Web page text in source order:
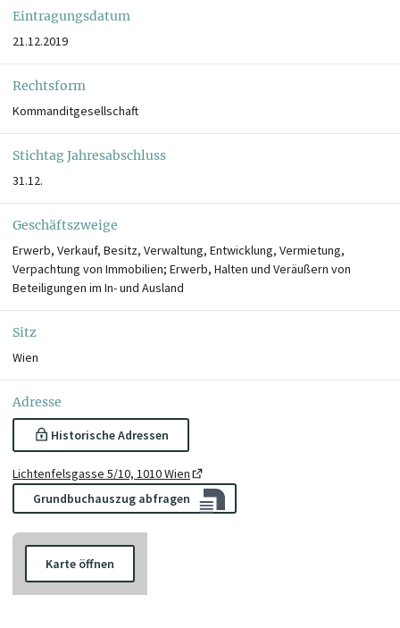
Eintragungsdatum
21.12.2019
Rechtsform
Kommanditgesellschaft
Stichtag Jahresabschluss
31.12.
Geschäftszweige
Erwerb, Verkauf, Besitz, Verwaltung, Entwicklung, Vermietung,
Verpachtung von Immobilien; Erwerb, Halten und Veräußern von
Beteiligungen im In- und Ausland
Sitz
Wien
Adresse
Historische Adressen
Lichtenfelsgasse 5/10, 1010 Wien
Grundbuchauszug abfragen
Karte öffnen